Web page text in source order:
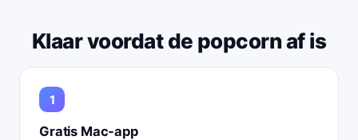
Klaar voordat de popcorn af is
Gratis Mac-app